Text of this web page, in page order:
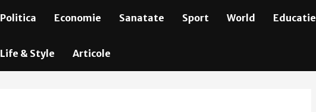
Politica Economie Sanatate Sport World Educatie
Life & Style Articole